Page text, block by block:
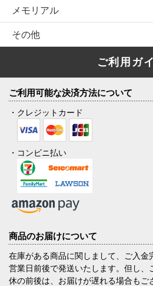
メモリアル
その他
ご利用ガ
ご利用可能な決済方法について
・クレジットカード
・コンビニ払い
商品のお届けについて
在庫がある商品に関しまして、ご入
営業日前後で発送いたします。但し、
休の前後は、お届けが遅れる場合もご